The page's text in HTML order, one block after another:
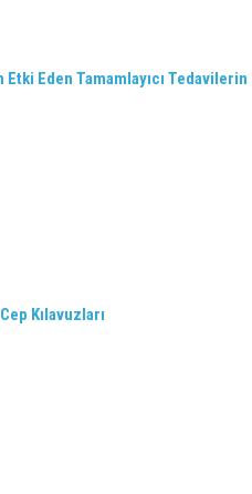
Eden Tamamlayıcı
Kılavuzları